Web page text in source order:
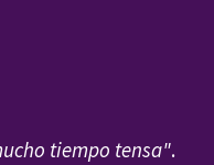
tiempo tensa".